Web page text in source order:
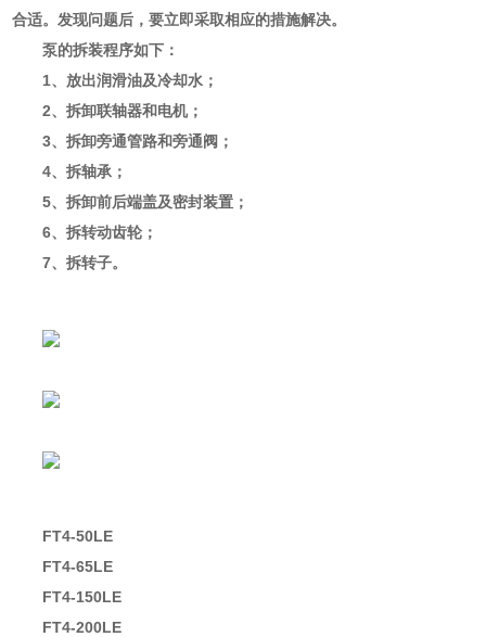
合适。发现问题后，要立即采取相应的措施解决。
泵的拆装程序如下：
1、放出润滑油及冷却水；
2、拆卸联轴器和电机；
3、拆卸旁通管路和旁通阀；
4、拆轴承；
5、拆卸前后端盖及密封装置；
6、拆转动齿轮；
7、拆转子。
FT4-50LE
FT4-65LE
FT4-150LE
FT4-200LE